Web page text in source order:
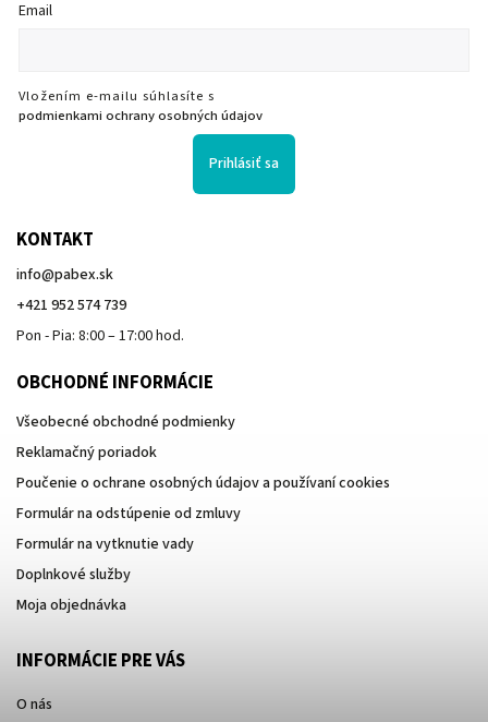
Email
Vložením e-mailu súhlasíte s
podmienkami ochrany osobných údajov
Prihlásiť sa
KONTAKT
info@pabex.sk
+421 952 574 739
Pon - Pia: 8:00 – 17:00 hod.
OBCHODNÉ INFORMÁCIE
Všeobecné obchodné podmienky
Reklamačný poriadok
Poučenie o ochrane osobných údajov a používaní cookies
Formulár na odstúpenie od zmluvy
Formulár na vytknutie vady
Doplnkové služby
Moja objednávka
INFORMÁCIE PRE VÁS
O nás